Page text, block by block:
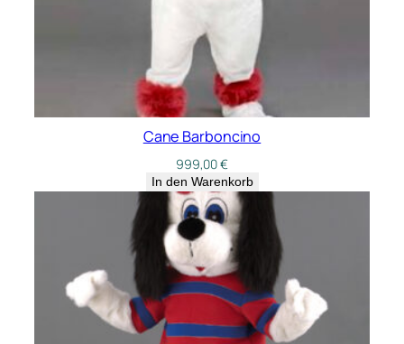
Cane Barboncino
999,00€
In den Warenkorb